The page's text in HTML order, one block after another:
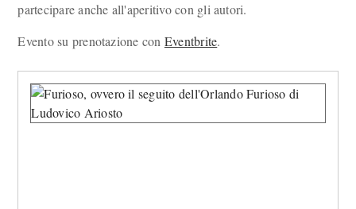
partecipare anche all'aperitivo con gli autori.
Evento su prenotazione con Eventbrite.